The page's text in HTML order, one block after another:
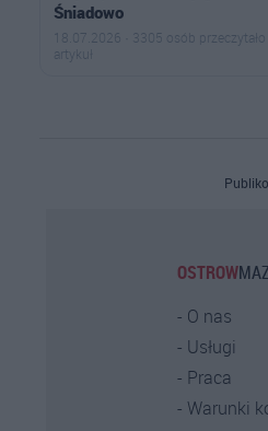
Śniadowo
18.07.2026 · 3305 osób przeczytało
artykuł
OSTROW
O nas
Usługi
Praca
Warunki